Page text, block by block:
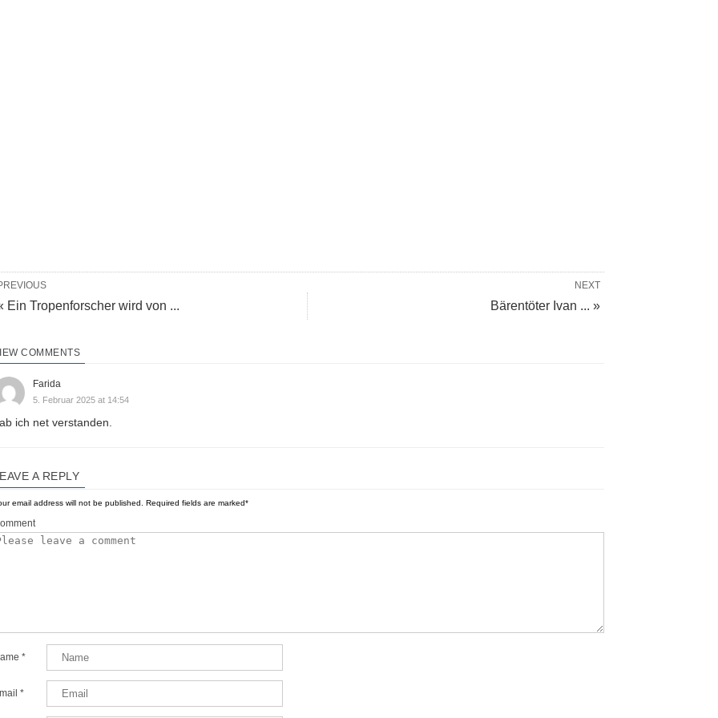
NEXT
Bärentöter Ivan ... »
Ein Tropenforscher wird von ...
COMMENTS
Farida
5. Februar 2025 at 14:54
ich net verstanden.
A REPLY
email address will not be published. Required fields are marked*
*
*